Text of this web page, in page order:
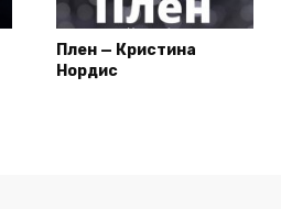
Плен — Кристина
Нордис